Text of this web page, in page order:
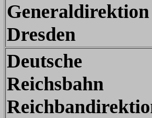
Generaldirektion
Dresden
Deutsche
Reichsbahn